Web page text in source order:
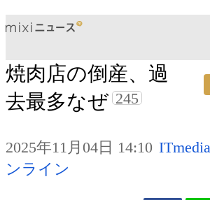
焼肉店の倒産、過
去最多なぜ 245
2025年11月04日 14:10
ンライン